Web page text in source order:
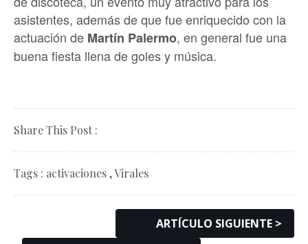
asistentes, además de que fue enriquecido con la
actuación de Martín Palermo, en general fue una
buena fiesta llena de goles y música.
Share This Post :
Tags : activaciones,Virales
ARTÍCULO SIGUIENTE >